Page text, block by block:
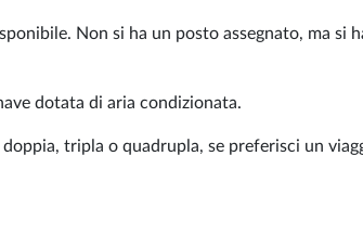
Non si ha un posto assegnato, ma si
dotata di aria condizionata.
tripla o quadrupla, se preferisci un